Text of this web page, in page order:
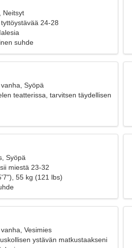
Neitsyt
24-28
suhde
Syöpä
teatterissa, tarvitsen täydellisen
Syöpä
miestä 23-32
55 kg (121 lbs)
Vesimies
ystävän matkustaakseni